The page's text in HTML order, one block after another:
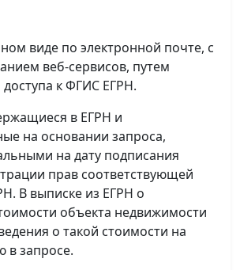
виде по электронной почте, с
веб-сервисов, путем
к ФГИС ЕГРН.
в ЕГРН и
на основании запроса,
на дату подписания
прав соответствующей
В выписке из ЕГРН о
объекта недвижимости
о такой стоимости на
в запросе.